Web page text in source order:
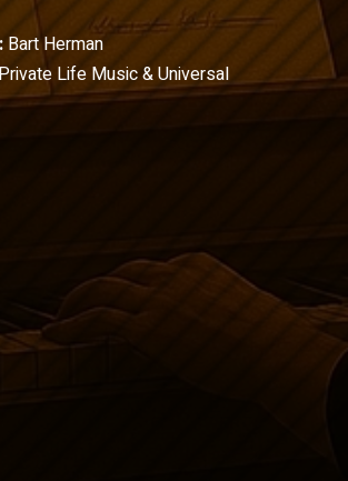
Bart Herman
Life Music & Universal